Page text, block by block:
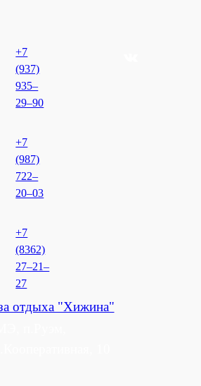
+7
(937)
935‒
29‒90
+7
(987)
722‒
20‒03
+7
(8362)
27‒21‒
27